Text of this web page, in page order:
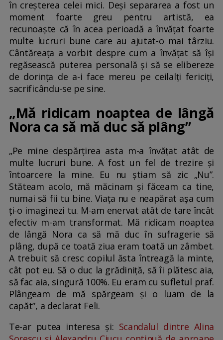
în creșterea celei mici. Deși separarea a fost un
moment foarte greu pentru artistă, ea
recunoaște că în acea perioadă a învățat foarte
multe lucruri bune care au ajutat-o mai târziu.
Cântăreața a vorbit despre cum a învățat să își
regăsească puterea personală și să se elibereze
de dorința de a-i face mereu pe ceilalți fericiți,
sacrificându-se pe sine.
„Mă ridicam noaptea de lângă
Nora ca să mă duc să plâng”
„Pe mine despărțirea asta m-a învățat atât de
multe lucruri bune. A fost un fel de trezire și
întoarcere la mine. Eu nu știam să zic „Nu”.
Stăteam acolo, mă măcinam și făceam ca tine,
numai să fii tu bine. Viața nu e neapărat așa cum
ți-o imaginezi tu. M-am enervat atât de tare încât
efectiv m-am transformat. Mă ridicam noaptea
de lângă Nora ca să mă duc în sufragerie să
plâng, după ce toată ziua eram toată un zâmbet.
A trebuit să cresc copilul ăsta întreagă la minte,
cât pot eu. Să o duc la grădiniță, să îi plătesc aia,
să fac aia, singură 100%. Eu eram cu sufletul praf.
Plângeam de mă spărgeam și o luam de la
capăt”, a declarat Feli.
Te-ar putea interesa și: Scandalul dintre Alina